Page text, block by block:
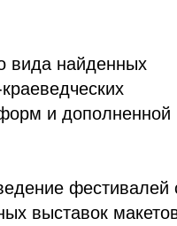
вида найденных
и дополненной
фестивалей
выставок